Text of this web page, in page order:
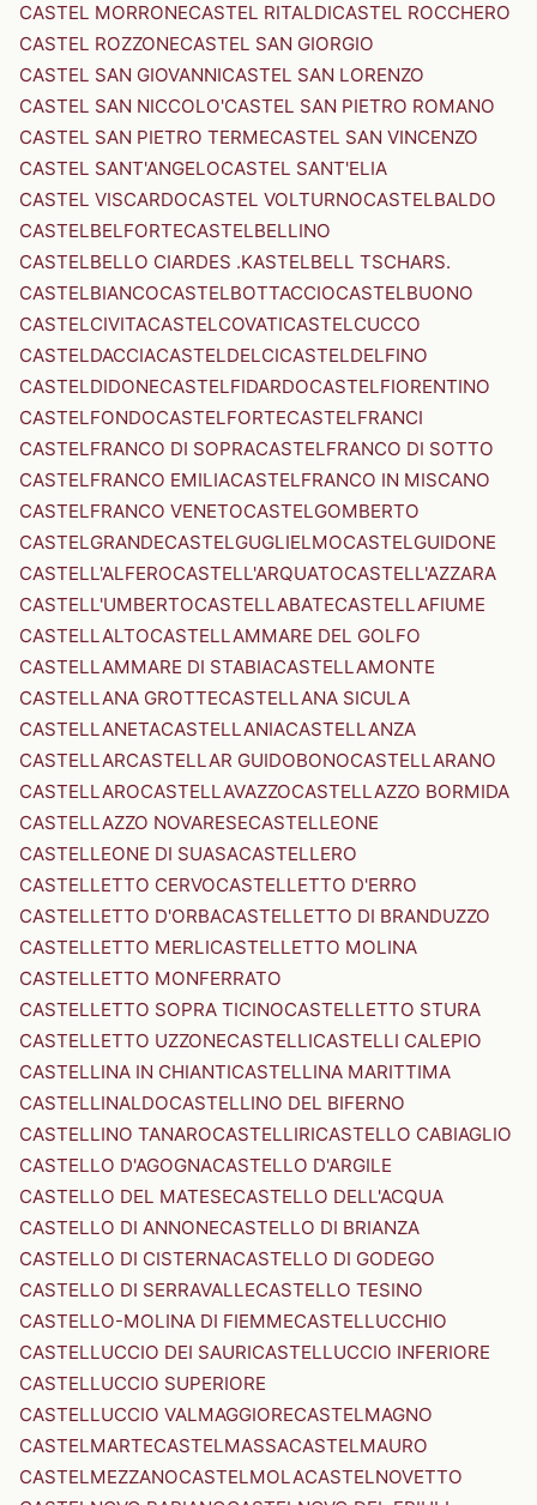
CASTEL MORRONECASTEL RITALDICASTEL ROCCHERO
CASTEL ROZZONECASTEL SAN GIORGIO
CASTEL SAN GIOVANNICASTEL SAN LORENZO
CASTEL SAN NICCOLO'CASTEL SAN PIETRO ROMANO
CASTEL SAN PIETRO TERMECASTEL SAN VINCENZO
CASTEL SANT'ANGELOCASTEL SANT'ELIA
CASTEL VISCARDOCASTEL VOLTURNOCASTELBALDO
CASTELBELFORTECASTELBELLINO
CASTELBELLO CIARDES .KASTELBELL TSCHARS.
CASTELBIANCOCASTELBOTTACCIOCASTELBUONO
CASTELCIVITACASTELCOVATICASTELCUCCO
CASTELDACCIACASTELDELCICASTELDELFINO
CASTELDIDONECASTELFIDARDOCASTELFIORENTINO
CASTELFONDOCASTELFORTECASTELFRANCI
CASTELFRANCO DI SOPRACASTELFRANCO DI SOTTO
CASTELFRANCO EMILIACASTELFRANCO IN MISCANO
CASTELFRANCO VENETOCASTELGOMBERTO
CASTELGRANDECASTELGUGLIELMOCASTELGUIDONE
CASTELL'ALFEROCASTELL'ARQUATOCASTELL'AZZARA
CASTELL'UMBERTOCASTELLABATECASTELLAFIUME
CASTELLALTOCASTELLAMMARE DEL GOLFO
CASTELLAMMARE DI STABIACASTELLAMONTE
CASTELLANA GROTTECASTELLANA SICULA
CASTELLANETACASTELLANIACASTELLANZA
CASTELLARCASTELLAR GUIDOBONOCASTELLARANO
CASTELLAROCASTELLAVAZZOCASTELLAZZO BORMIDA
CASTELLAZZO NOVARESECASTELLEONE
CASTELLEONE DI SUASACASTELLERO
CASTELLETTO CERVOCASTELLETTO D'ERRO
CASTELLETTO D'ORBACASTELLETTO DI BRANDUZZO
CASTELLETTO MERLICASTELLETTO MOLINA
CASTELLETTO MONFERRATO
CASTELLETTO SOPRA TICINOCASTELLETTO STURA
CASTELLETTO UZZONECASTELLICASTELLI CALEPIO
CASTELLINA IN CHIANTICASTELLINA MARITTIMA
CASTELLINALDOCASTELLINO DEL BIFERNO
CASTELLINO TANAROCASTELLIRICASTELLO CABIAGLIO
CASTELLO D'AGOGNACASTELLO D'ARGILE
CASTELLO DEL MATESECASTELLO DELL'ACQUA
CASTELLO DI ANNONECASTELLO DI BRIANZA
CASTELLO DI CISTERNACASTELLO DI GODEGO
CASTELLO DI SERRAVALLECASTELLO TESINO
CASTELLO-MOLINA DI FIEMMECASTELLUCCHIO
CASTELLUCCIO DEI SAURICASTELLUCCIO INFERIORE
CASTELLUCCIO SUPERIORE
CASTELLUCCIO VALMAGGIORECASTELMAGNO
CASTELMARTECASTELMASSACASTELMAURO
CASTELMEZZANOCASTELMOLACASTELNOVETTO